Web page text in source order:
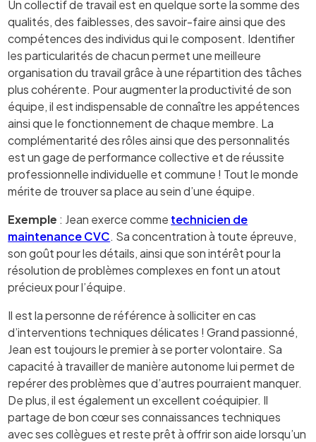
Un collectif de travail est en quelque sorte la somme des
qualités, des faiblesses, des savoir-faire ainsi que des
compétences des individus qui le composent. Identifier
les particularités de chacun permet une meilleure
organisation du travail grâce à une répartition des tâches
plus cohérente. Pour augmenter la productivité de son
équipe, il est indispensable de connaître les appétences
ainsi que le fonctionnement de chaque membre. La
complémentarité des rôles ainsi que des personnalités
est un gage de performance collective et de réussite
professionnelle individuelle et commune ! Tout le monde
mérite de trouver sa place au sein d’une équipe.
Exemple : Jean exerce comme technicien de
maintenance CVC. Sa concentration à toute épreuve,
son goût pour les détails, ainsi que son intérêt pour la
résolution de problèmes complexes en font un atout
précieux pour l’équipe.
Il est la personne de référence à solliciter en cas
d’interventions techniques délicates ! Grand passionné,
Jean est toujours le premier à se porter volontaire. Sa
capacité à travailler de manière autonome lui permet de
repérer des problèmes que d’autres pourraient manquer.
De plus, il est également un excellent coéquipier. Il
partage de bon cœur ses connaissances techniques
avec ses collègues et reste prêt à offrir son aide lorsqu’un